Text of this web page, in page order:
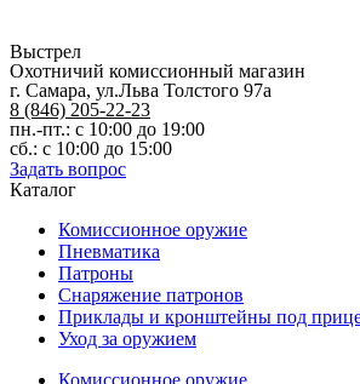
Выстрел
Охотничий комиссионный магазин
г. Самара, ул.Льва Толстого 97а
8 (846) 205-22-23
пн.-пт.: с 10:00 до 19:00
сб.: с 10:00 до 15:00
Задать вопрос
Каталог
Комиссионное оружие
Пневматика
Патроны
Снаряжение патронов
Приклады и кронштейны под
Уход за оружием
Комиссионное оружие